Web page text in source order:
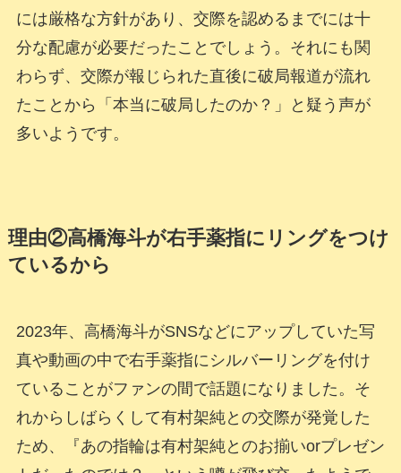
には厳格な方針があり、交際を認めるまでには十
分な配慮が必要だったことでしょう。それにも関
わらず、交際が報じられた直後に破局報道が流れ
たことから「本当に破局したのか？」と疑う声が
多いようです。
理由②高橋海斗が右手薬指にリングをつけ
ているから
2023年、高橋海斗がSNSなどにアップしていた写
真や動画の中で右手薬指にシルバーリングを付け
ていることがファンの間で話題になりました。そ
れからしばらくして有村架純との交際が発覚した
ため、『あの指輪は有村架純とのお揃いorプレゼン